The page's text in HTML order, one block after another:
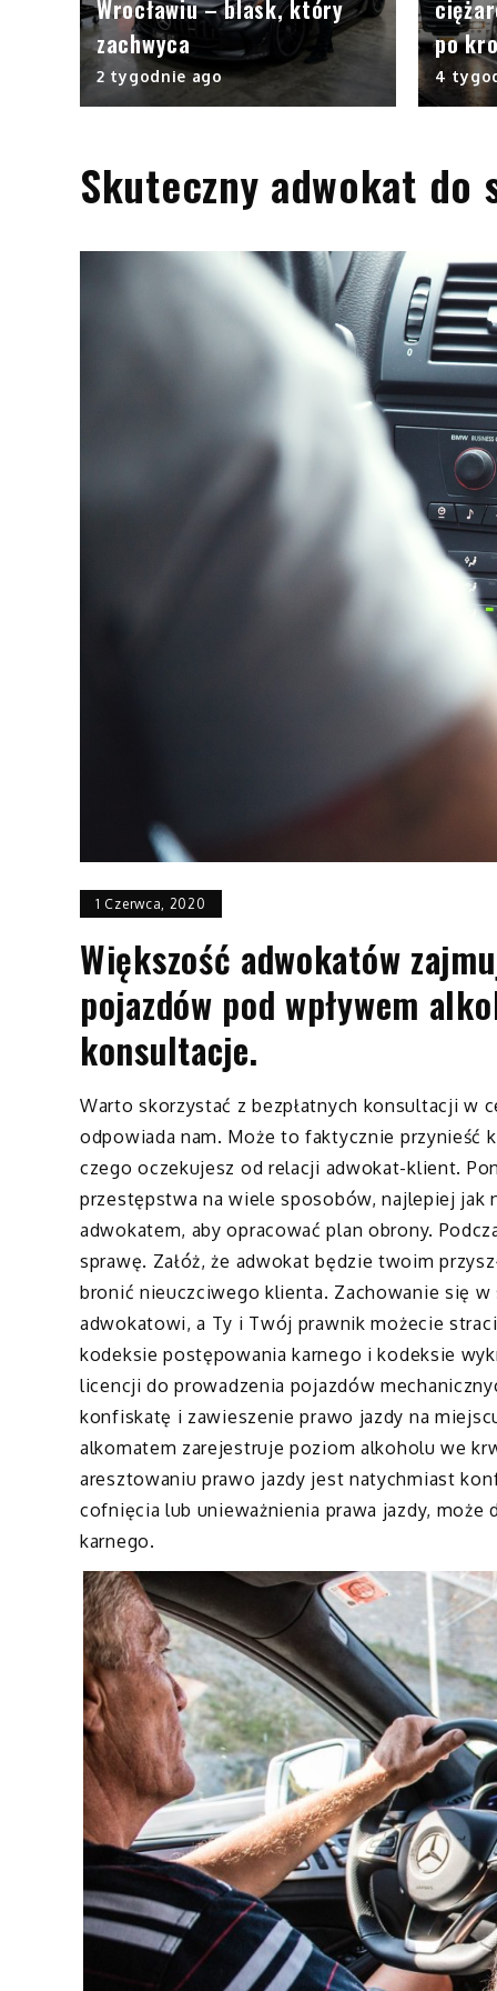
Wrocławiu – blask, który
zachwyca
2 tygodnie ago
po
4
Skuteczny adwokat do
1 Czerwca, 2020
Większość adwokatów
pojazdów pod wpływem
konsultacje.
Warto skorzystać z bezpłatnych konsultacji w
odpowiada nam. Może to faktycznie przynieść
czego oczekujesz od relacji adwokat-klient.
przestępstwa na wiele sposobów, najlepiej
adwokatem, aby opracować plan obrony.
sprawę. Załóż, że adwokat będzie twoim
bronić nieuczciwego klienta. Zachowanie się
adwokatowi, a Ty i Twój prawnik możecie
kodeksie postępowania karnego i kodeksie
licencji do prowadzenia pojazdów
konfiskatę i zawieszenie prawo jazdy na
alkomatem zarejestruje poziom alkoholu we
aresztowaniu prawo jazdy jest natychmiast
cofnięcia lub unieważnienia prawa jazdy,
karnego.